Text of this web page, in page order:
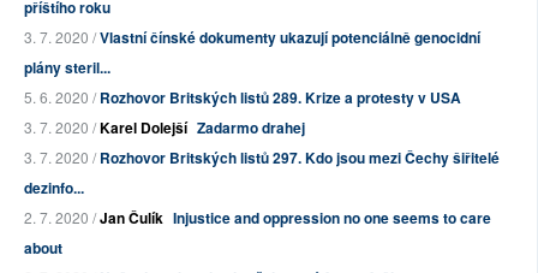
příštího roku
3. 7. 2020 /Vlastní čínské dokumenty ukazují potenciálně genocidní
plány steril...
5. 6. 2020 /Rozhovor Britských listů 289. Krize a protesty v USA
3. 7. 2020 /Karel Dolejší Zadarmo drahej
3. 7. 2020 /Rozhovor Britských listů 297. Kdo jsou mezi Čechy šiřitelé
dezinfo...
2. 7. 2020 /Jan Čulík Injustice and oppression no one seems to care
about